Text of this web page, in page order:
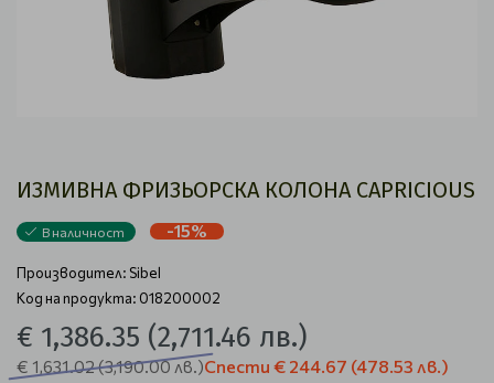
ИЗМИВНА ФРИЗЬОРСКА КОЛОНА CAPRICIOUS
В наличност -15%
Производител: Sibel
Код на продукта: 018200002
€ 1,386.35 (2,711.46 лв.)
€ 1,631.02(3,190.00 лв.)Спести € 244.67 (478.53 лв.)